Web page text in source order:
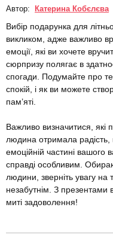
Автор: Катерина Кобєлєва
Вибір подарунка для
викликом, адже важливо
емоції, які ви хочете
сюрпризу полягає в
спогади. Подумайте про
спокій, і як ви можете
пам’яті.
Важливо визначитися, які
людина отримала радість,
емоційній частині вашого
справді особливим.
людини, зверніть увагу
незабутнім. З презентами
миті задоволення!